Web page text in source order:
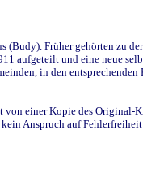
Früher gehörten zu
aufgeteilt und eine neue
in den
einer Kopie des Original-
Anspruch auf Fehlerfreiheit